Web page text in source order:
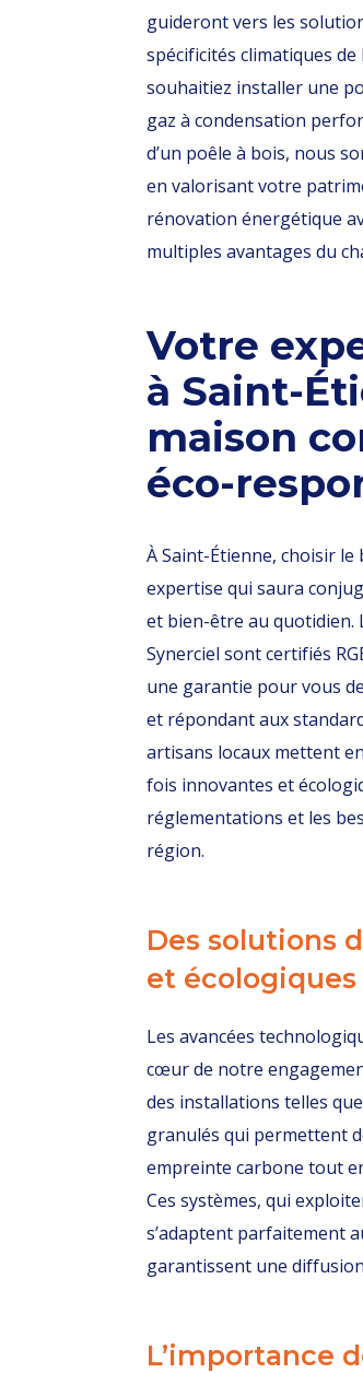
guideront vers les
spécificités climatiques
souhaitiez installer une
gaz à condensation
d’un poêle à bois, nous
en valorisant votre
rénovation énergétique
multiples avantages du
Votre
à Saint-
maison
éco-
À Saint-Étienne, choisir
expertise qui saura
et bien-être au quotidien.
Synerciel sont certifiés
une garantie pour vous
et répondant aux
artisans locaux mettent
fois innovantes et
réglementations et les
région.
Des solutions
et écologiques
Les avancées
cœur de notre
des installations telles
granulés qui permettent
empreinte carbone tout
Ces systèmes, qui
s’adaptent parfaitement
garantissent une
L’importance